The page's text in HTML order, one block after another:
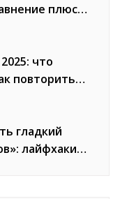
плюсов
что
повторить
гладкий
лайфхаки